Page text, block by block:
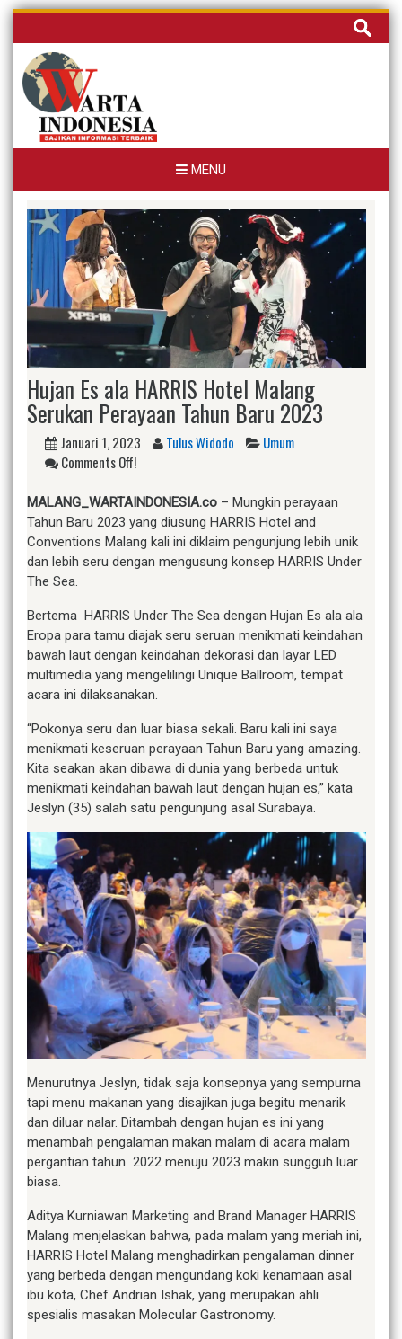
Skip
content
Cari
untuk:
MENU
Hujan Es ala HARRIS Hotel Malang
Serukan Perayaan Tahun Baru 2023
Januari 1, 2023 Tulus Widodo
Umum
Comments Off!
MALANG_WARTAINDONESIA.co – Mungkin perayaan
Tahun Baru 2023 yang diusung HARRIS Hotel and
Conventions Malang kali ini diklaim pengunjung lebih unik
dan lebih seru dengan mengusung konsep HARRIS Under
The Sea.
Bertema HARRIS Under The Sea dengan Hujan Es ala ala
Eropa para tamu diajak seru seruan menikmati keindahan
bawah laut dengan keindahan dekorasi dan layar LED
multimedia yang mengelilingi Unique Ballroom, tempat
acara ini dilaksanakan.
“Pokonya seru dan luar biasa sekali. Baru kali ini saya
menikmati keseruan perayaan Tahun Baru yang amazing.
Kita seakan akan dibawa di dunia yang berbeda untuk
menikmati keindahan bawah laut dengan hujan es,” kata
Jeslyn (35) salah satu pengunjung asal Surabaya.
Menurutnya Jeslyn, tidak saja konsepnya yang sempurna
tapi menu makanan yang disajikan juga begitu menarik
dan diluar nalar. Ditambah dengan hujan es ini yang
menambah pengalaman makan malam di acara malam
pergantian tahun 2022 menuju 2023 makin sungguh luar
biasa.
Aditya Kurniawan Marketing and Brand Manager HARRIS
Malang menjelaskan bahwa, pada malam yang meriah ini,
HARRIS Hotel Malang menghadirkan pengalaman dinner
yang berbeda dengan mengundang koki kenamaan asal
ibu kota, Chef Andrian Ishak, yang merupakan ahli
spesialis masakan Molecular Gastronomy.